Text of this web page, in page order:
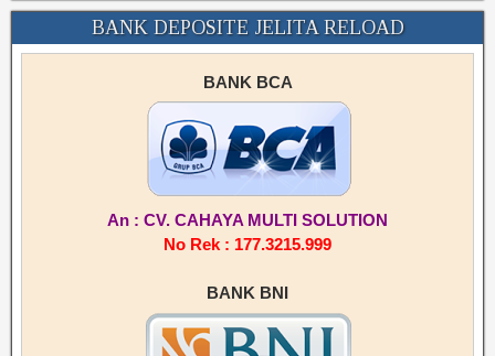
BANK DEPOSITE JELITA RELOAD
BANK BCA
An : CV. CAHAYA MULTI SOLUTION
No Rek : 177.3215.999
BANK BNI